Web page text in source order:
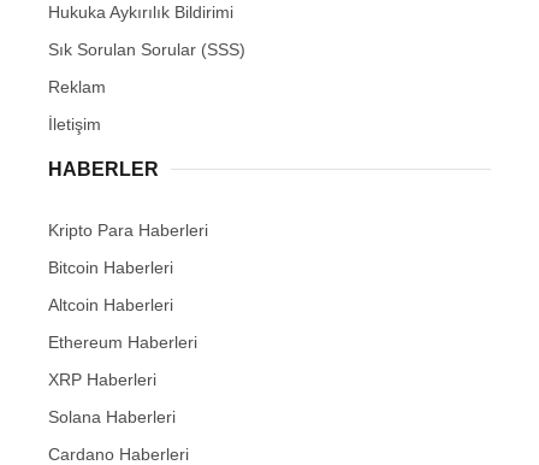
Hukuka Aykırılık Bildirimi
Sık Sorulan Sorular (SSS)
Reklam
İletişim
HABERLER
Kripto Para Haberleri
Bitcoin Haberleri
Altcoin Haberleri
Ethereum Haberleri
XRP Haberleri
Solana Haberleri
Cardano Haberleri